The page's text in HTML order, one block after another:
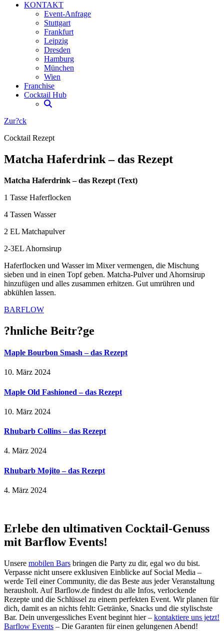
KONTAKT
Event-Anfrage
Stuttgart
Frankfurt
Leipzig
Dresden
Hamburg
München
Wien
Franchise
Cocktail Hub
Zur?ck
Cocktail Rezept
Matcha Haferdrink – das Rezept
Matcha Haferdrink – das Rezept (Text)
1 Tasse Haferflocken
4 Tassen Wasser
2 EL Matchapulver
2-3EL Ahornsirup
Haferflocken und Wasser im Mixer vermengen, die Mischung
sieben und in einen Topf geben. Matcha-Pulver und Ahornsirup
hinzufügen und alles zusammen erhitzen. Gut umrühren und
abkühlen lassen.
BARFLOW
?hnliche Beitr?ge
Maple Bourbon Smash – das Rezept
10. März 2024
Maple Old Fashioned – das Rezept
10. März 2024
Rhubarb Collins – das Rezept
4. März 2024
Rhubarb Mojito – das Rezept
4. März 2024
Erlebe den ultimativen Cocktail-Genuss
mit Barflow Events!
Unsere mobilen Bars bringen die Party zu dir, egal wo du bist.
Verpasse nicht unsere exklusiven Einblicke auf Social Media –
werde Teil einer Community, die das Beste aus jeder Veranstaltung
herausholt. Auf Barflow.de findest du alle Infos, verlockende
Rezepte und die Schlüssel zu einem perfekten Event. Wir planen für
dich, damit es an nichts fehlt: Getränke, Snacks und die stylischste
Bar. Dein unvergessliches Event beginnt hier – kontaktiere uns jetzt!
Barflow Events – Die Garanten für einen gelungenen Abend!